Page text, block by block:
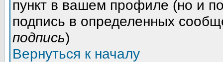
пункт в вашем профиле (но и
подпись в определенных
подпись)
Вернуться к началу